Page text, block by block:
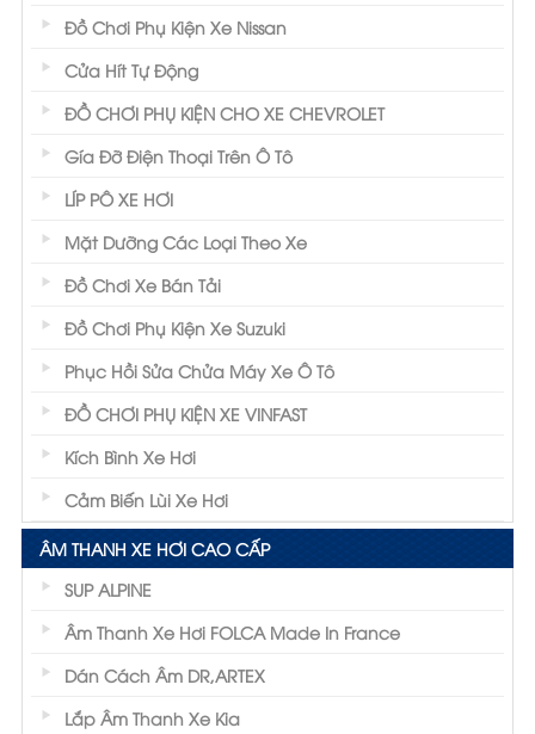
Đồ Chơi Phụ Kiện Xe Nissan
Cửa Hít Tự Động
ĐỒ CHƠI PHỤ KIỆN CHO XE CHEVROLET
Gía Đỡ Điện Thoại Trên Ô Tô
LÍP PÔ XE HƠI
Mặt Dưỡng Các Loại Theo Xe
Đồ Chơi Xe Bán Tải
Đồ Chơi Phụ Kiện Xe Suzuki
Phục Hồi Sửa Chửa Máy Xe Ô Tô
ĐỒ CHƠI PHỤ KIỆN XE VINFAST
Kích Bình Xe Hơi
Cảm Biến Lùi Xe Hơi
ÂM THANH XE HƠI CAO CẤP
SUP ALPINE
Âm Thanh Xe Hơi FOLCA Made In France
Dán Cách Âm DR,ARTEX
Lắp Âm Thanh Xe Kia